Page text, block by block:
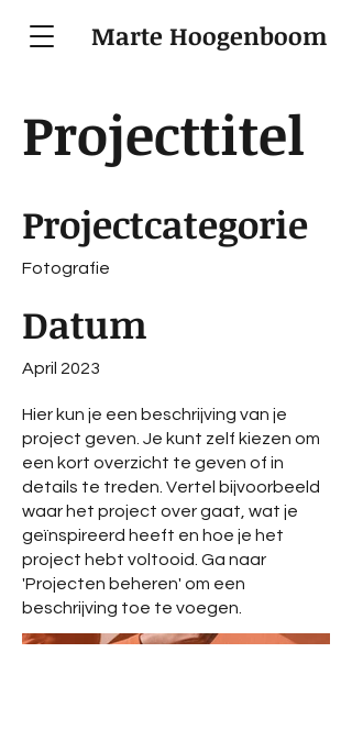
Marte Hoogenboom
Projecttitel
Projectcategorie
Fotografie
Datum
April 2023
Hier kun je een beschrijving van je
project geven. Je kunt zelf kiezen om
een kort overzicht te geven of in
details te treden. Vertel bijvoorbeeld
waar het project over gaat, wat je
geïnspireerd heeft en hoe je het
project hebt voltooid. Ga naar
'Projecten beheren' om een
beschrijving toe te voegen.